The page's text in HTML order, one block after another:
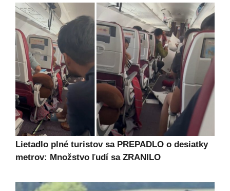
Lietadlo plné turistov sa PREPADLO o desiatky
metrov: Množstvo ľudí sa ZRANILO